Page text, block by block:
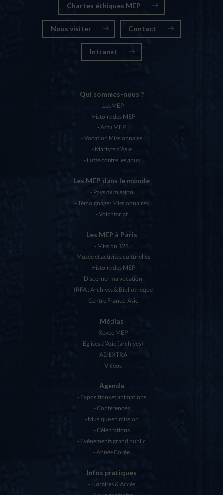
Chartes éthiques MEP
Nous visiter Contact
Intranet
Qui sommes-nous ?
Les MEP
Histoire des MEP
Actu MEP
Vocation Missionnaire
Martyrs d’Asie
Lutte contre les abus
Les MEP dans le monde
Pays de mission
Témoignages Missionnaires
Volontariat
Les MEP à Paris
Mission 128
Musée et activités culturelles
Histoire des MEP
Discerner ma vocation
IRFA : Archives & Bibliothèque
Centre France-Asie
Médias
Revue MEP
Eglises d’Asie (archives)
AD EXTRA
Vidéos
Agenda
Expositions et animations
Conférences
Musique en mission
Célébrations
Evénements grand public
Année Corée
Infos pratiques
Horaires & Accès